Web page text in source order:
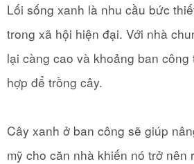
Lối sống xanh là nhu cầu bức
trong xã hội hiện đại. Với nhà
lại càng cao và khoảng ban
hợp để trồng cây.
Cây xanh ở ban công sẽ giúp
mỹ cho căn nhà khiến nó trở nên